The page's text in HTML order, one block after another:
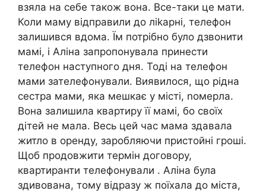
взяла на себе також вона. Все-таки це мати.
Коли маму відправили до ліkарні, телефон
залишився вдома. Їм потрібно було дзвонити
мамі, і Аліна запропонувала принести
телефон наступного дня. Тоді на телефон
мами зателефонували. Виявилося, що рідна
сестра мами, яка мешкає у місті, nомерла.
Вона залишила квартиру її мамі, бо своїх
дітей не мала. Весь цей час мама здавала
житло в оренду, заробляючи пристойні гроші.
Щоб продовжити термін договору,
квартиранти телефонували . Аліна була
здивована, тому відразу ж поїхала до міста,